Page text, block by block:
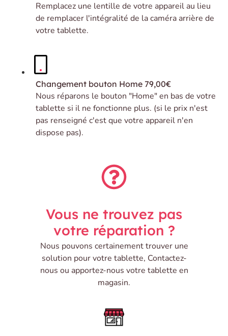
Remplacez une lentille de votre appareil au lieu
de remplacer l'intégralité de la caméra arrière de
votre tablette.
Changement bouton Home 79,00€
Nous réparons le bouton "Home" en bas de votre
tablette si il ne fonctionne plus. (si le prix n'est
pas renseigné c'est que votre appareil n'en
dispose pas).
Vous ne trouvez pas
votre réparation ?
Nous pouvons certainement trouver une
solution pour votre tablette, Contactez-
nous ou apportez-nous votre tablette en
magasin.